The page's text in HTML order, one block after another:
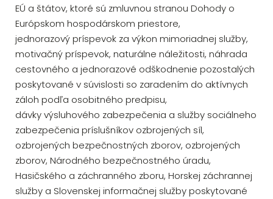
EÚ a štátov, ktoré sú zmluvnou stranou Dohody o
Európskom hospodárskom priestore,
jednorazový príspevok za výkon mimoriadnej služby,
motivačný príspevok, naturálne náležitosti, náhrada
cestovného a jednorazové odškodnenie pozostalých
poskytované v súvislosti so zaradením do aktívnych
záloh podľa osobitného predpisu,
dávky výsluhového zabezpečenia a služby sociálneho
zabezpečenia príslušníkov ozbrojených síl,
ozbrojených bezpečnostných zborov, ozbrojených
zborov, Národného bezpečnostného úradu,
Hasičského a záchranného zboru, Horskej záchrannej
služby a Slovenskej informačnej služby poskytované